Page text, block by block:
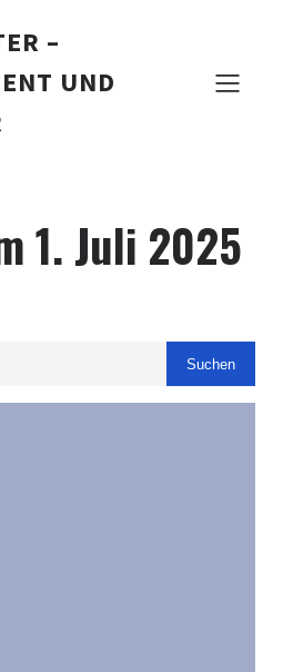
–
UND
1. Juli 2025
Suchen